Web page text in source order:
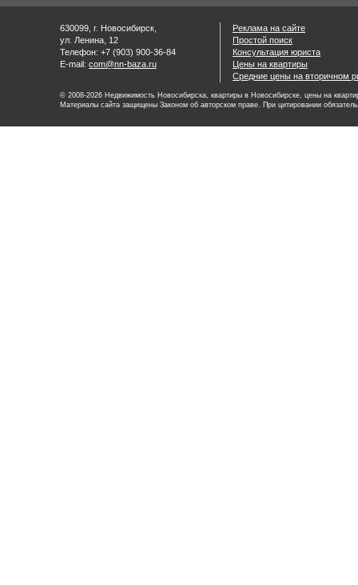
630099, г. Новосибирск,
ул. Ленина, 12
Телефон: +7 (903) 900-36-84
E-mail: com@nn-baza.ru
Реклама на сайте
Простой поиск
Консультация юриста
Цены на квартиры
Средние цены на вторичном
© 2008-2026 Недвижимость Новосибирска, квартиры в Новосибирске, цены на
Материалы сайта защищены Законом об авторском праве. При цитировании